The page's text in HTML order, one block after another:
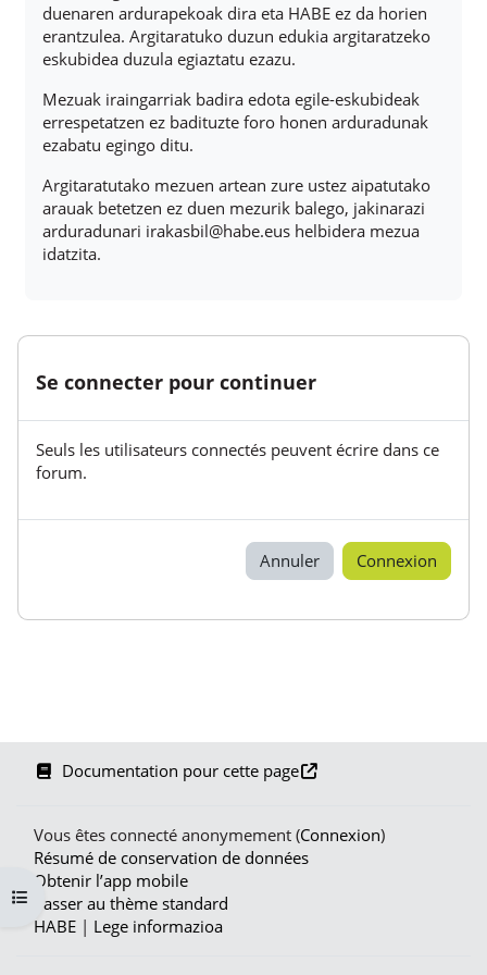
Ouvrir l’index du cours
duenaren ardurapekoak dira eta HABE ez da horien
erantzulea. Argitaratuko duzun edukia argitaratzeko
eskubidea duzula egiaztatu ezazu.
Mezuak iraingarriak badira edota egile-eskubideak
errespetatzen ez badituzte foro honen arduradunak
ezabatu egingo ditu.
Argitaratutako mezuen artean zure ustez aipatutako
arauak betetzen ez duen mezurik balego, jakinarazi
arduradunari irakasbil@habe.eus helbidera mezua
idatzita.
Se connecter pour continuer
Seuls les utilisateurs connectés peuvent écrire dans ce
forum.
Annuler Connexion
Documentation pour cette page
Vous êtes connecté anonymement (Connexion)
Résumé de conservation de données
Obtenir l’app mobile
Passer au thème standard
HABE | Lege informazioa